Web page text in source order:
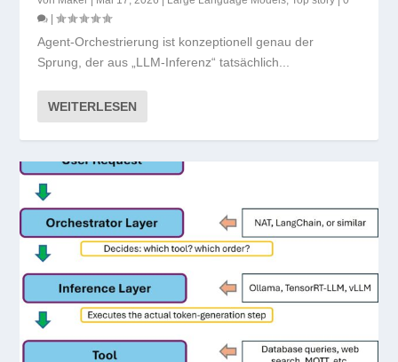
|
Agent-Orchestrierung ist konzeptionell genau der
Sprung, der aus „LLM-Inferenz“ tatsächlich...
WEITERLESEN